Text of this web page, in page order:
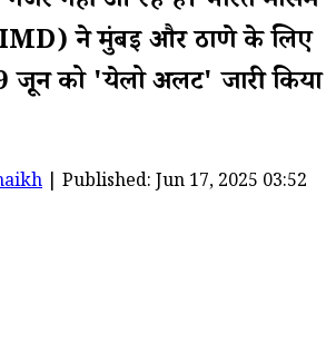
(IMD) ने मुंबई और ठाणे के लिए
को 'येलो अलर्ट' जारी किया
| Published: Jun 17, 2025 03:52